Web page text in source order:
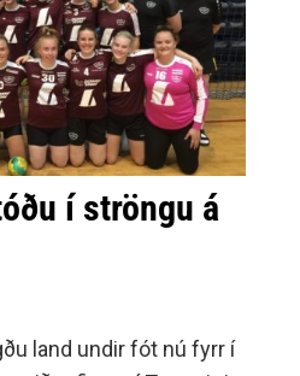
í ströngu á
land undir fót nú fyrr í